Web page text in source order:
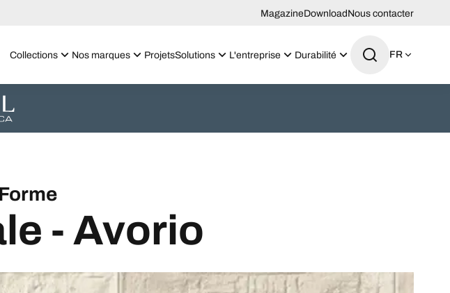
MagazineDownloadNous contacter
Collections Nos marques ProjetsSolutions L'entreprise Durabilité FR
Forme
- Avorio